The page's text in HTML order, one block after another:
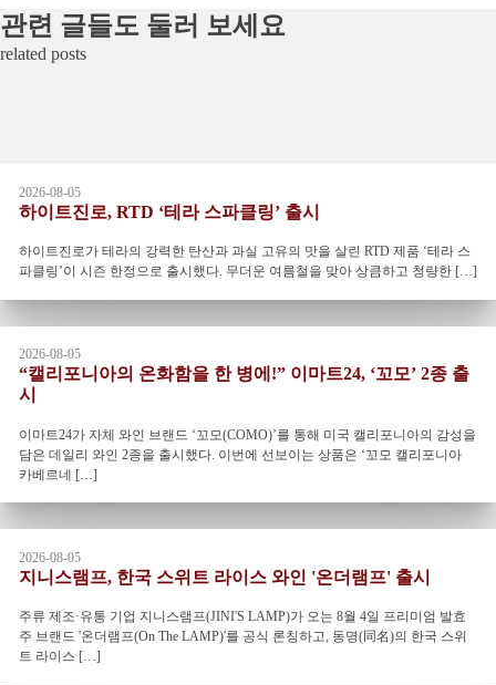
관련 글들도 둘러 보세요
related posts
2026-08-05
하이트진로, RTD ‘테라 스파클링’ 출시
하이트진로가 테라의 강력한 탄산과 과실 고유의 맛을 살린 RTD 제품 ‘테라 스
파클링’이 시즌 한정으로 출시했다. 무더운 여름철을 맞아 상큼하고 청량한 […]
2026-08-05
“캘리포니아의 온화함을 한 병에!” 이마트24, ‘꼬모’ 2종 출
시
이마트24가 자체 와인 브랜드 ‘꼬모(COMO)’를 통해 미국 캘리포니아의 감성을
담은 데일리 와인 2종을 출시했다. 이번에 선보이는 상품은 ‘꼬모 캘리포니아
카베르네 […]
2026-08-05
지니스램프, 한국 스위트 라이스 와인 '온더램프' 출시
주류 제조·유통 기업 지니스램프(JINI'S LAMP)가 오는 8월 4일 프리미엄 발효
주 브랜드 '온더램프(On The LAMP)'를 공식 론칭하고, 동명(同名)의 한국 스위
트 라이스 […]